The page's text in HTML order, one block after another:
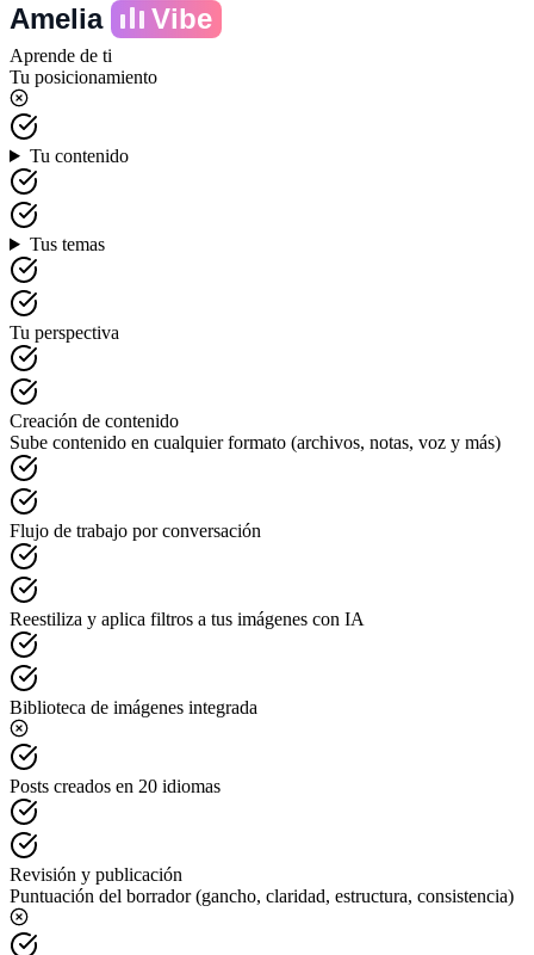
Amelia Vibe
Aprende de ti
Tu posicionamiento
Tu contenido
Tus temas
Tu perspectiva
Creación de contenido
Sube contenido en cualquier formato (archivos, notas, voz y más)
Flujo de trabajo por conversación
Reestiliza y aplica filtros a tus imágenes con IA
Biblioteca de imágenes integrada
Posts creados en 20 idiomas
Revisión y publicación
Puntuación del borrador (gancho, claridad, estructura, consistencia)